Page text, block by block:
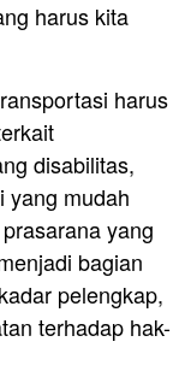
harus kita
harus
disabilitas,
yang mudah
yang
bagian
pelengkap,
terhadap hak-